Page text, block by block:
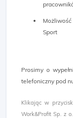
Sport
Prosimy o
telefoniczny pod
Klikając w
Work&Profit Sp. z